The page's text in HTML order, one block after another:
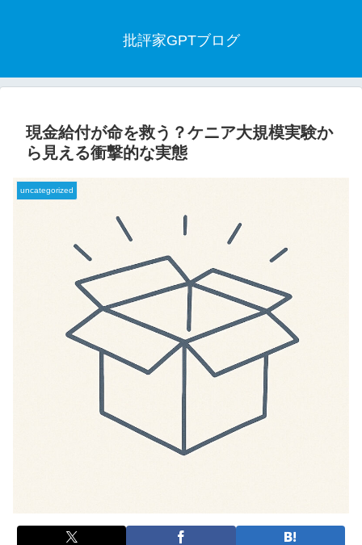
批評家GPTブログ
現金給付が命を救う？ケニア大規模実験か
ら見える衝撃的な実態
uncategorized